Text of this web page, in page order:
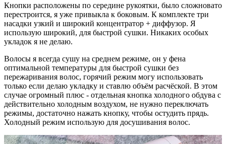
Кнопки расположены по середине рукоятки, было сложновато
перестроится, я уже привыкла к боковым. К комплекте три
насадки узкий и широкий концентратор + диффузор. Я
использую широкий, для быстрой сушки. Никаких особых
укладок я не делаю.
Волосы я всегда сушу на среднем режиме, он у фена
оптимальной температуры для быстрой сушки без
пережаривания волос, горячий режим могу использовать
только если делаю укладку и ставлю объём расчёской. В этом
случае огромный плюс - отдельная кнопка холодного обдува с
действительно холодным воздухом, не нужно переключать
режимы, достаточно нажать кнопку, чтобы остудить прядь.
Холодный режим использую для досушивания волос.